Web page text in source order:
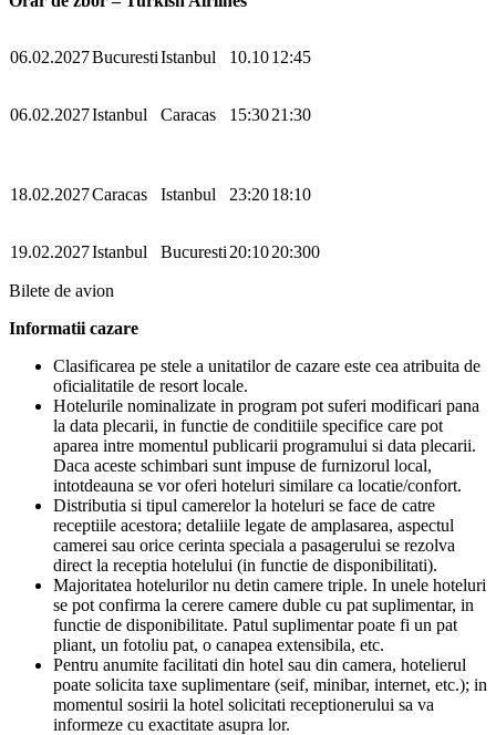
06.02.2027BucurestiIstanbul 10.1012:45
06.02.2027Istanbul Caracas 15:3021:30
18.02.2027Caracas Istanbul 23:2018:10
19.02.2027Istanbul Bucuresti 20:1020:300
Bilete de avion
Informatii cazare
Clasificarea pe stele a unitatilor de cazare este cea atribuita de
oficialitatile de resort locale.
Hotelurile nominalizate in program pot suferi modificari pana
la data plecarii, in functie de conditiile specifice care pot
aparea intre momentul publicarii programului si data plecarii.
Daca aceste schimbari sunt impuse de furnizorul local,
intotdeauna se vor oferi hoteluri similare ca locatie/confort.
Distributia si tipul camerelor la hoteluri se face de catre
receptiile acestora; detaliile legate de amplasarea, aspectul
camerei sau orice cerinta speciala a pasagerului se rezolva
direct la receptia hotelului (in functie de disponibilitati).
Majoritatea hotelurilor nu detin camere triple. In unele hoteluri
se pot confirma la cerere camere duble cu pat suplimentar, in
functie de disponibilitate. Patul suplimentar poate fi un pat
pliant, un fotoliu pat, o canapea extensibila, etc.
Pentru anumite facilitati din hotel sau din camera, hotelierul
poate solicita taxe suplimentare (seif, minibar, internet, etc.); in
momentul sosirii la hotel solicitati receptionerului sa va
informeze cu exactitate asupra lor.